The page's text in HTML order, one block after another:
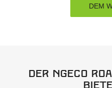
Der NGeco